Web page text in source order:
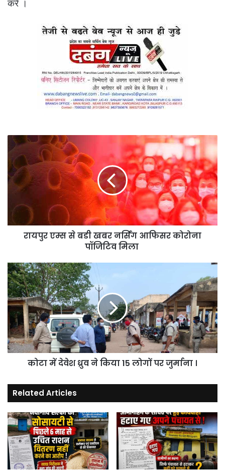
करें ।
रायपुर
एम्स
से
बडी
खबर
आफिसर
कोरोना
पॉजिटिव
रायपुर एम्स से बडी खबर नर्सिंग आफिसर कोरोना
पॉजिटिव मिला
कोटा
में
देवेश
ध्रुव
किया
15
लोगों
पर
कोटा में देवेश ध्रुव ने किया 15 लोगों पर जुर्माना ।
Related Articles